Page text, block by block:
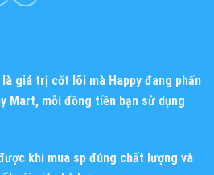
là giá trị cốt lõi mà Happy đang phấn
Mart, mỗi đồng tiền bạn sử dụng
khi mua sp đúng chất lượng và